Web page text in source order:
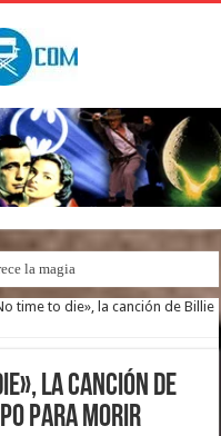
la magia
time to die», la canción de Billie
la canción de
para morir